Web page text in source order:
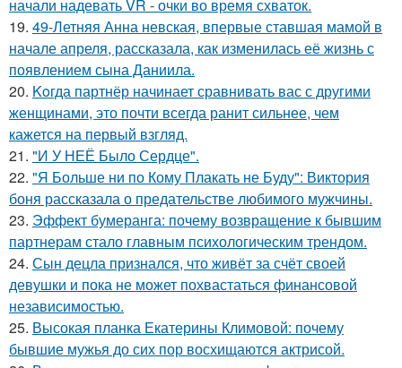
начали надевать VR - очки во время схваток.
19. 49-Летняя Анна невская, впервые ставшая мамой в
начале апреля, рассказала, как изменилась её жизнь с
появлением сына Даниила.
20. Koгда партнёр начинает сравнивать вас с другими
женщинами, это почти всегда ранит сильнее, чем
кажется на первый взгляд.
21. "И У НЕЁ Было Сердце".
22. "Я Больше ни по Кому Плакать не Буду": Виктория
боня рассказала о предательстве любимого мужчины.
23. Эффект бумеранга: почему возвращение к бывшим
партнерам стало главным психологическим трендом.
24. Сын децла признался, что живёт за счёт своей
девушки и пока не может похвастаться финансовой
независимостью.
25. Высокая планка Екатерины Климовой: почему
бывшие мужья до сих пор восхищаются актрисой.